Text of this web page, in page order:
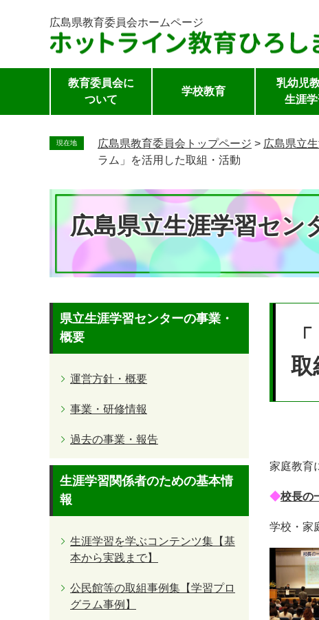
広島県教育委員会ホームページ
教育委員会に
ついて
学校教育
乳幼児
生涯
現在地 広島県教育委員会トップページ > 広島県立
ラム」を活用した取組・活動
広島県立生涯学習セン
取
家庭教育
◆校長の
学校・家
県立生涯学習センターの事業・
概要
運営方針・概要
事業・研修情報
過去の事業・報告
生涯学習関係者のための基本情
報
生涯学習を学ぶコンテンツ集【基
本から実践まで】
公民館等の取組事例集【学習プロ
グラム事例】